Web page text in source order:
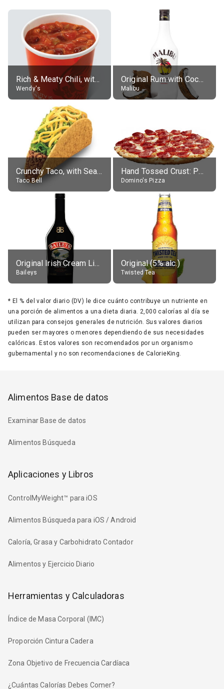
Rich & Meaty Chili, without toppings, large
Wendy's
Original Rum with Coconut Flavour (21% alc.)
Malibu
Crunchy Taco, with Seasoned Beef
Taco Bell
Hand Tossed Crust: Pepperoni Pizza (Large 14")
Domino's Pizza
Original Irish Cream Liqueur (17% alc.)
Baileys
Original (5% alc.)
Twisted Tea
* El % del valor diario (DV) le dice cuánto contribuye un nutriente en
una porción de alimentos a una dieta diaria. 2,000 calorías al día se
utilizan para consejos generales de nutrición. Sus valores diarios
pueden ser mayores o menores dependiendo de sus necesidades
calóricas. Estos valores son recomendados por un organismo
gubernamental y no son recomendaciones de CalorieKing.
Alimentos Base de datos
Examinar Base de datos
Alimentos Búsqueda
Aplicaciones y Libros
ControlMyWeight™ para iOS
Alimentos Búsqueda para iOS / Android
Caloría, Grasa y Carbohidrato Contador
Alimentos y Ejercicio Diario
Herramientas y Calculadoras
Índice de Masa Corporal (IMC)
Proporción Cintura Cadera
Zona Objetivo de Frecuencia Cardíaca
¿Cuántas Calorías Debes Comer?